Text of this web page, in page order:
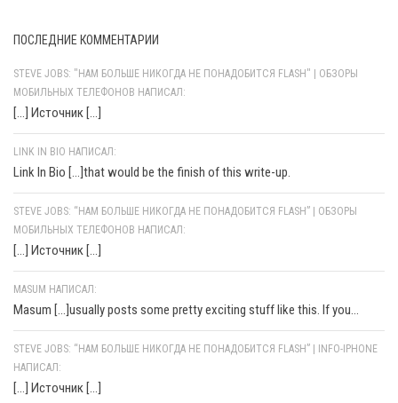
ПОСЛЕДНИЕ КОММЕНТАРИИ
STEVE JOBS: "НАМ БОЛЬШЕ НИКОГДА НЕ ПОНАДОБИТСЯ FLASH" | ОБЗОРЫ
МОБИЛЬНЫХ ТЕЛЕФОНОВ НАПИСАЛ:
[…] Источник […]
LINK IN BIO НАПИСАЛ:
Link In Bio [...]that would be the finish of this write-up.
STEVE JOBS: “НАМ БОЛЬШЕ НИКОГДА НЕ ПОНАДОБИТСЯ FLASH” | ОБЗОРЫ
МОБИЛЬНЫХ ТЕЛЕФОНОВ НАПИСАЛ:
[…] Источник […]
MASUM НАПИСАЛ:
Masum [...]usually posts some pretty exciting stuff like this. If you...
STEVE JOBS: “НАМ БОЛЬШЕ НИКОГДА НЕ ПОНАДОБИТСЯ FLASH” | INFO-IPHONE
НАПИСАЛ:
[…] Источник […]